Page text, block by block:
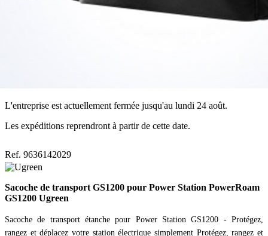
L'entreprise est actuellement fermée jusqu'au lundi 24 août.
Les expéditions reprendront à partir de cette date.
Ref. 9636142029
Sacoche de transport GS1200 pour Power Station PowerRoam
GS1200 Ugreen
Sacoche de transport étanche pour Power Station GS1200 - Protégez,
rangez et déplacez votre station électrique simplement Protégez, rangez et